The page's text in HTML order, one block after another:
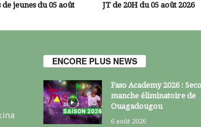
de jeunes du 05 août
JT de 20H du 05 août 2026
ENCORE PLUS NEWS
Faso Academy 2026 :
manche éliminatoire de
Ouagadougou
6 août 2026